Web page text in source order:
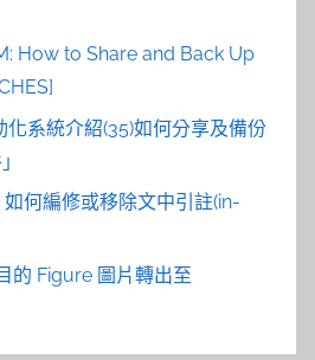
How to Share and Back Up
系統介紹(35)如何分享及備份
何編修或移除文中引註(in-
的 Figure 圖片轉出至